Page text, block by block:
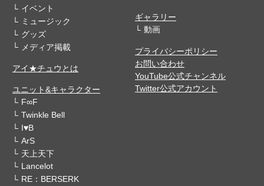
イベント
ミュージック
グッズ
メディア掲載
アイ★チュウとは
ユニット&キャラクター
F∞F
Twinkle Bell
I♥B
ArS
天上天下
Lancelot
RE：BERSERK
ギャラリー
動画
プライバシーポリシー
お問い合わせ
YouTube公式チャンネル
Twitter公式アカウント